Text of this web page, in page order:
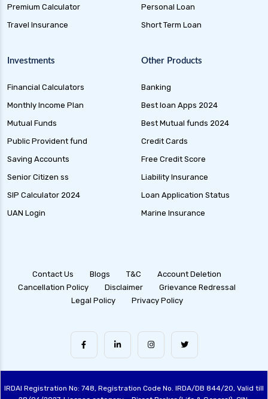
Premium Calculator
Travel Insurance
Personal Loan
Short Term Loan
Investments
Financial Calculators
Monthly Income Plan
Mutual Funds
Public Provident fund
Saving Accounts
Senior Citizen ss
SIP Calculator 2024
UAN Login
Other Products
Banking
Best loan Apps 2024
Best Mutual funds 2024
Credit Cards
Free Credit Score
Liability Insurance
Loan Application Status
Marine Insurance
Contact Us Blogs T&C
Account Deletion
Cancellation Policy
Disclaimer
Grievance Redressal
Legal Policy
Privacy Policy
IRDAI Registration No: 748, Registration Code No. IRDA/DB 844/20, Valid till